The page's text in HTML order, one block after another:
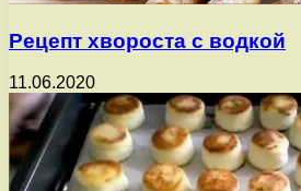
Рецепт хвороста с водкой
11.06.2020